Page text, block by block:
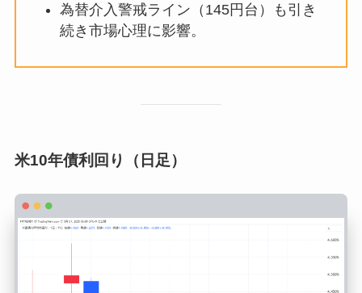
為替介入警戒ライン（145円台）も引き
続き市場心理に影響。
米10年債利回り（日足）